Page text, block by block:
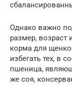
Однако важно
размер, возраст
корма для
избегать тех, в
пшеница,
же соя,